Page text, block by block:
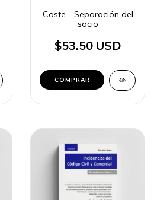
Coste - Separación del
socio
$53.50 USD
COMPRAR